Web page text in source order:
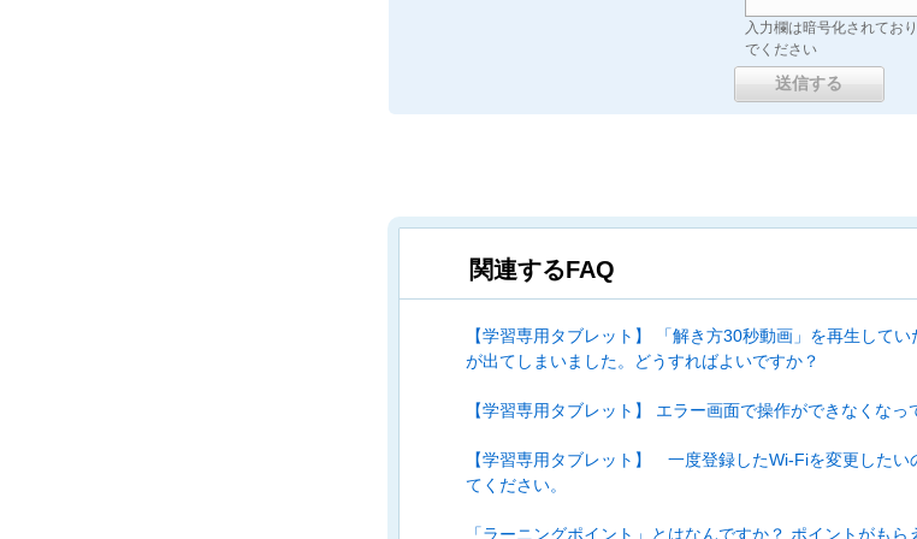
入力欄は暗号化されてお
でください
関連するFAQ
【学習専用タブレット】 「解き方30秒動画」を再生して
が出てしまいました。どうすればよいですか？
【学習専用タブレット】 エラー画面で操作ができなくなっ
【学習専用タブレット】 一度登録したWi-Fiを変更したい
てください。
「ラーニングポイント」とはなんですか？ ポイントがも